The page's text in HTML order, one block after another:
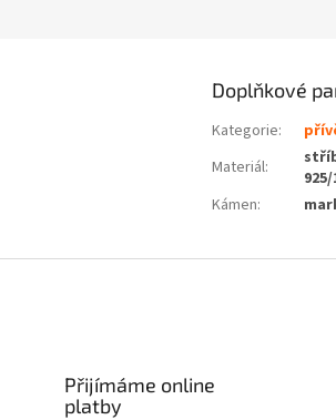
Doplňkové
Kategorie:
Materiál:
Kámen:
Přijímáme online
platby